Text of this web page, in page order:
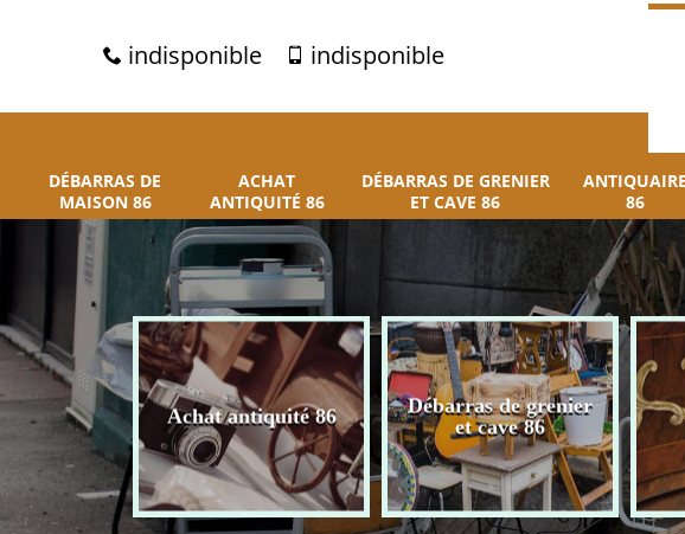
indisponible indisponible
DÉBARRAS DE
MAISON 86
ACHAT
ANTIQUITÉ 86
DÉBARRAS DE GRENIER
ET CAVE 86
ANTIQUAIRE
86
maison
Achat antiquité 86
Débarras de grenier
et cave 86